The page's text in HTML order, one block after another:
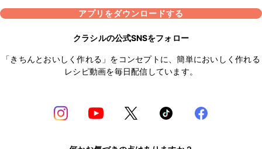
アプリをダウンロードする
クラシルの公式SNSをフォロー
「きちんとおいしく作れる」をコンセプトに、簡単においしく作れる
レシピ動画を毎日配信しています。